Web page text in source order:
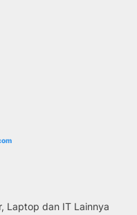
Laptop dan IT Lainnya